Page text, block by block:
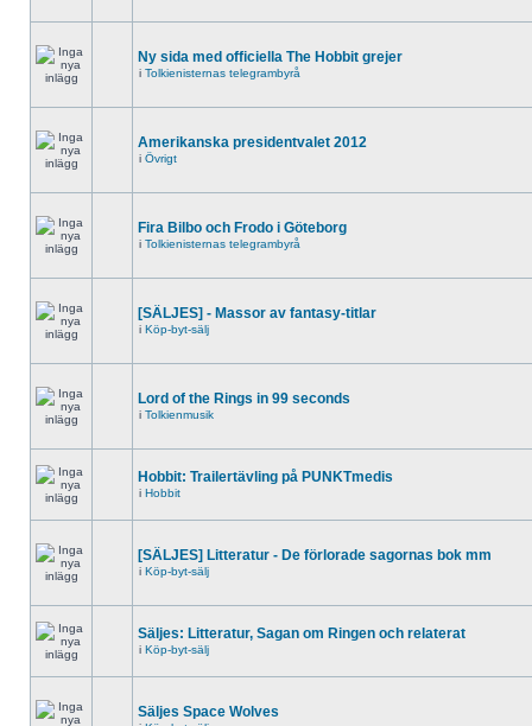
Ny sida med officiella The Hobbit grejer
i Tolkienisternas telegrambyrå
Amerikanska presidentvalet 2012
i Övrigt
Fira Bilbo och Frodo i Göteborg
i Tolkienisternas telegrambyrå
[SÄLJES] - Massor av fantasy-titlar
i Köp-byt-sälj
Lord of the Rings in 99 seconds
i Tolkienmusik
Hobbit: Trailertävling på PUNKTmedis
i Hobbit
[SÄLJES] Litteratur - De förlorade sagornas bok mm
i Köp-byt-sälj
Säljes: Litteratur, Sagan om Ringen och relaterat
i Köp-byt-sälj
Säljes Space Wolves